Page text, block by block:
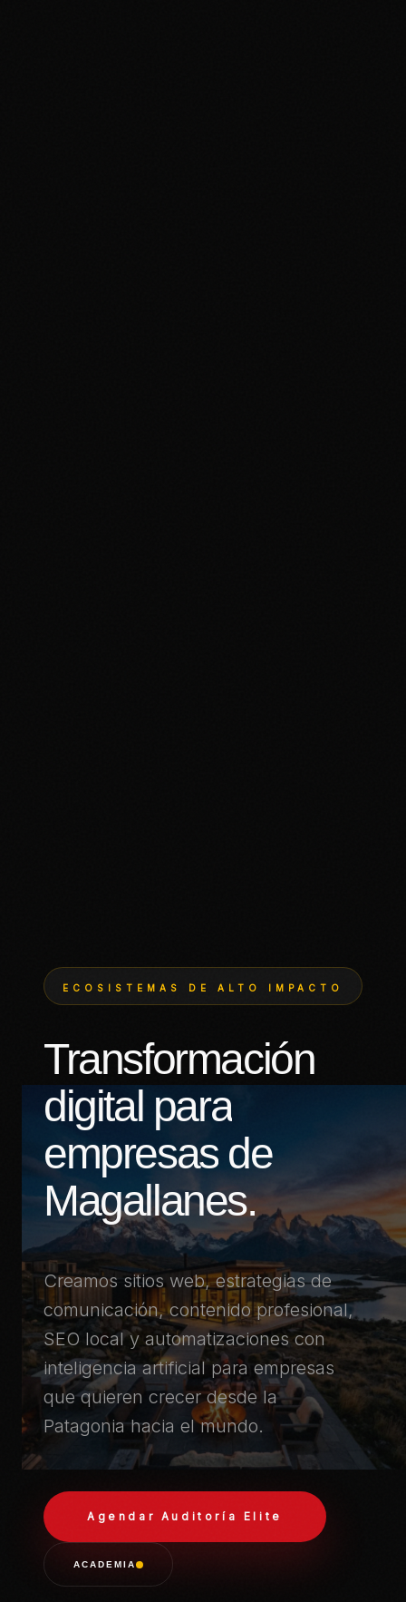
ECOSISTEMAS DE ALTO IMPACTO
Transformación
digital para
empresas de
Magallanes.
Creamos sitios web, estrategias de
comunicación, contenido profesional,
SEO local y automatizaciones con
inteligencia artificial para empresas
que quieren crecer desde la
Patagonia hacia el mundo.
Agendar Auditoría Elite
ACADEMIA